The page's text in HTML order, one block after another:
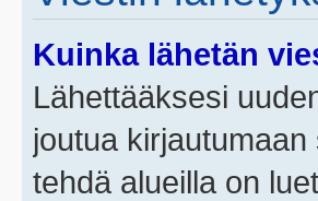
Kuinka lähetän
Lähettääksesi
joutua
tehdä alueilla on